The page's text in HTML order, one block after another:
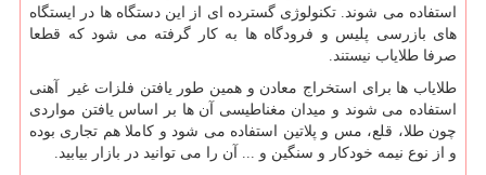
استفاده می شوند. تکنولوژی گسترده ای از این دستگاه ها در ایستگاه
های بازرسی پلیس و فرودگاه ها به کار گرفته می شود که قطعا
صرفا طلایاب نیستند.
طلایاب ها برای استخراج معادن و همین طور یافتن فلزات غیر آهنی
استفاده می شوند و میدان مغناطیسی آن ها بر اساس یافتن مواردی
چون طلا، قلع، مس و پلاتین استفاده می شود و کاملا هم تجاری بوده
و از نوع نیمه خودکار و سنگین و ... آن را می توانید در بازار بیابید.